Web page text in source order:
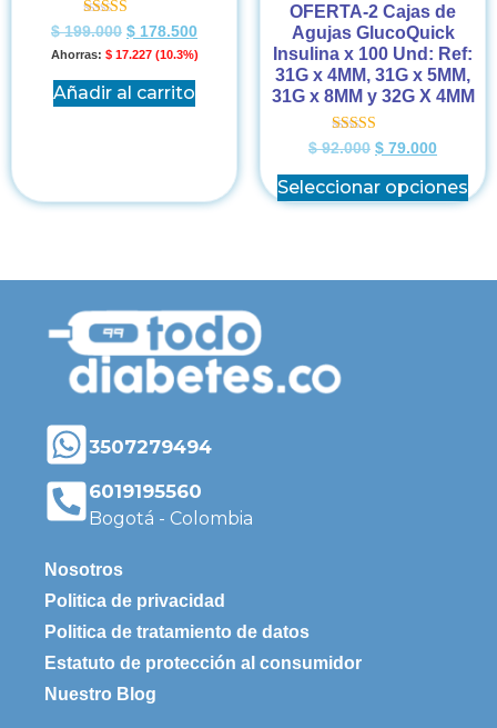
Valorado en
5.00
de 5
$199.000 $ 178.500
Ahorras: $17.227 (10.3%)
Añadir al carrito
OFERTA-2 Cajas de
Agujas GlucoQuick
Insulina x 100 Und: Ref:
31G x 4MM, 31G x 5MM,
31G x 8MM y 32G X 4MM
Valorado en
5.00
de 5
$92.000 $ 79.000
Seleccionar opciones
3507279494
6019195560
Bogotá - Colombia
Nosotros
Politica de privacidad
Politica de tratamiento de datos
Estatuto de protección al consumidor
Nuestro Blog